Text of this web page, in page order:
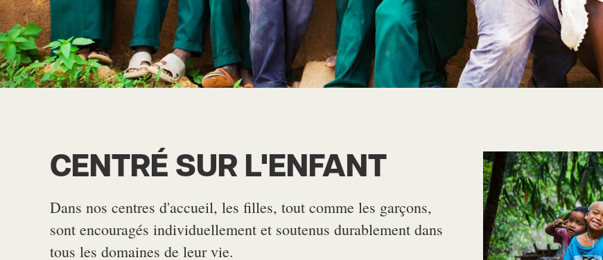
CENTRÉ SUR L'ENFANT
Dans nos centres d'accueil, les filles, tout comme les garçons,
sont encouragés individuellement et soutenus durablement dans
tous les domaines de leur vie.